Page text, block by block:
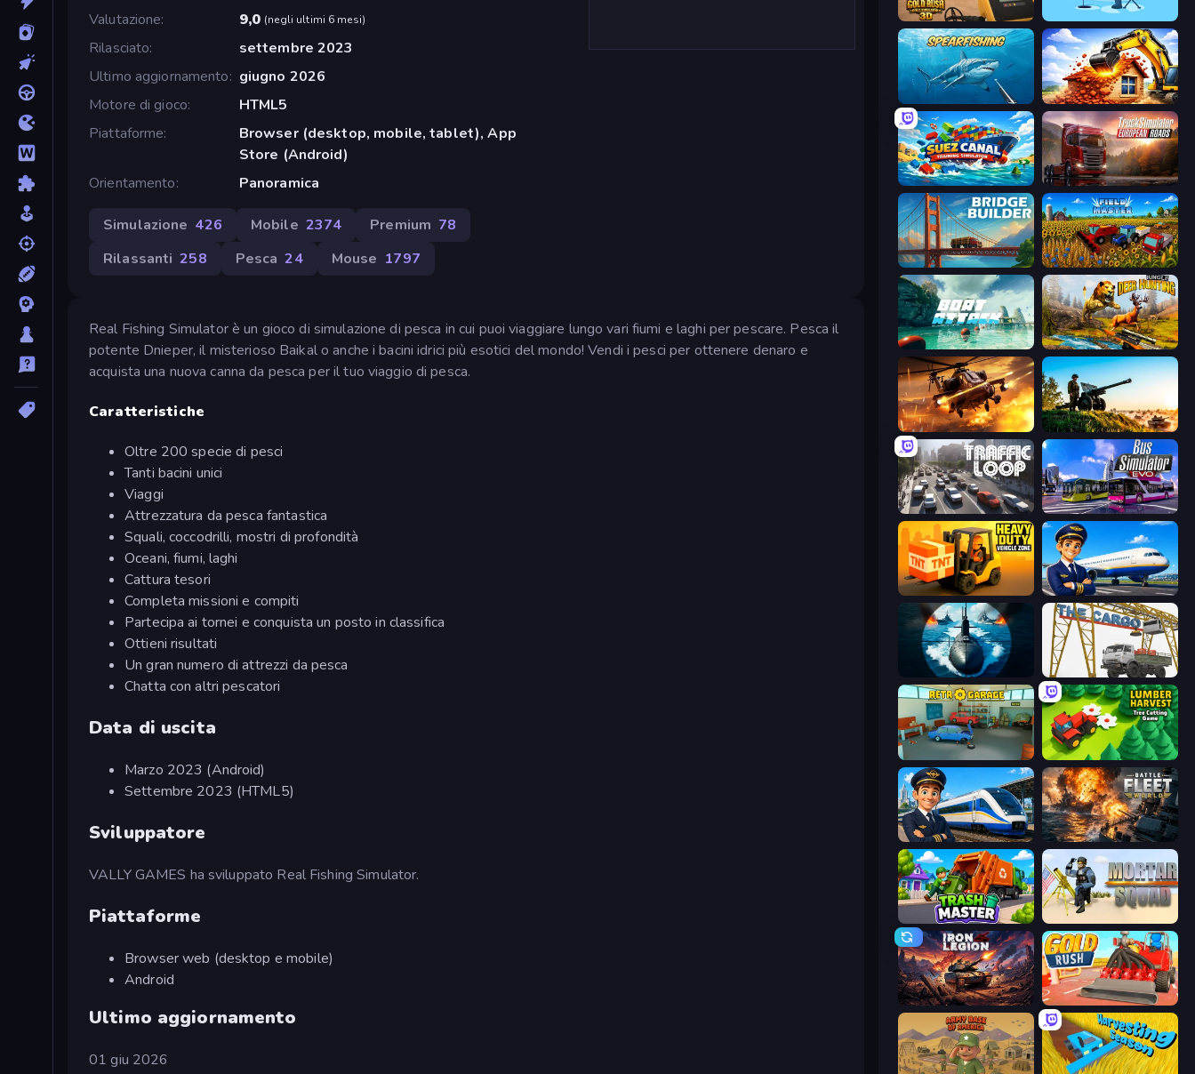
Valutazione
9,0 (negli ultimi 6 mesi)
Rilasciato
settembre 2023
Ultimo aggiornamento
giugno 2026
Motore di gioco
HTML5
Piattaforme
Browser (desktop, mobile, tablet), App
Store (Android)
Orientamento
Panoramica
Simulazione 426 Mobile 2374 Premium 78
Rilassanti 258 Pesca 24 Mouse 1797
Real Fishing Simulator è un gioco di simulazione di pesca in cui puoi viaggiare lungo vari fiumi e laghi per pescare. Pesca il
potente Dnieper, il misterioso Baikal o anche i bacini idrici più esotici del mondo! Vendi i pesci per ottenere denaro e
acquista una nuova canna da pesca per il tuo viaggio di pesca.
Caratteristiche
Oltre 200 specie di pesci
Tanti bacini unici
Viaggi
Attrezzatura da pesca fantastica
Squali, coccodrilli, mostri di profondità
Oceani, fiumi, laghi
Cattura tesori
Completa missioni e compiti
Partecipa ai tornei e conquista un posto in classifica
Ottieni risultati
Un gran numero di attrezzi da pesca
Chatta con altri pescatori
Data di uscita
Marzo 2023 (Android)
Settembre 2023 (HTML5)
Sviluppatore
VALLY GAMES ha sviluppato Real Fishing Simulator.
Piattaforme
Browser web (desktop e mobile)
Android
Ultimo aggiornamento
01 giu 2026
Gold Rush: Gold Simulator 3D
Spearfishing City Constructor
Suez Canal Training Simulator Truck Simulator: European Roads
Bridge Builder Field Master
Boat Attack Jungle Deer Hunting
Heli Military Base Artillery Vs Tanks
Traffic Loop Bus Simulator: EVO
Idle Airport Tycoon
Ships Battlefield 3D The Cargo
Lumber Harvest: Tree Cutting Game
Idle Train Empire Tycoon Battle Fleet World
Trash Master Mortar Squad
Iron Legion Gold Rush